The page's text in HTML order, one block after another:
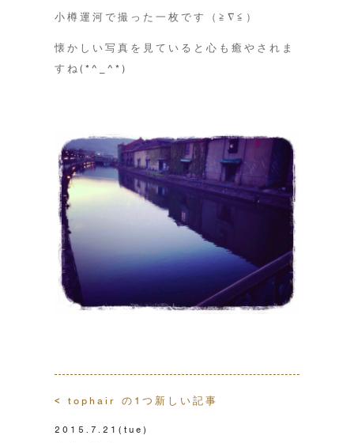
小樽運河で撮った一枚です（≧∇≦）
懐かしい写真を見ていると心も癒やされま
すね(*^_^*)
< tophair の1つ新しい記事
2015.7.21 (tue)